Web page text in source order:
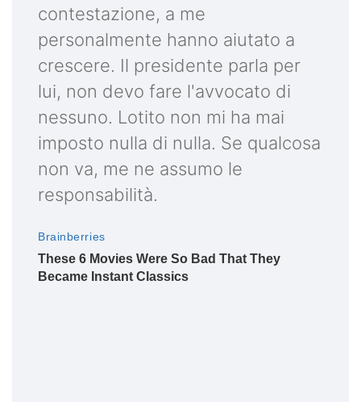
contestazione, a me
personalmente hanno aiutato a
crescere. Il presidente parla per
lui, non devo fare l'avvocato di
nessuno. Lotito non mi ha mai
imposto nulla di nulla. Se qualcosa
non va, me ne assumo le
responsabilità.